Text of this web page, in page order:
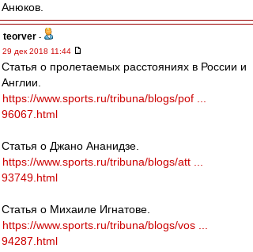
Анюков.
teorver -
29 дек 2018 11:44
Статья о пролетаемых расстояниях в России и
Англии.
https://www.sports.ru/tribuna/blogs/pof ...
96067.html
Статья о Джано Ананидзе.
https://www.sports.ru/tribuna/blogs/att ...
93749.html
Статья о Михаиле Игнатове.
https://www.sports.ru/tribuna/blogs/vos ...
94287.html